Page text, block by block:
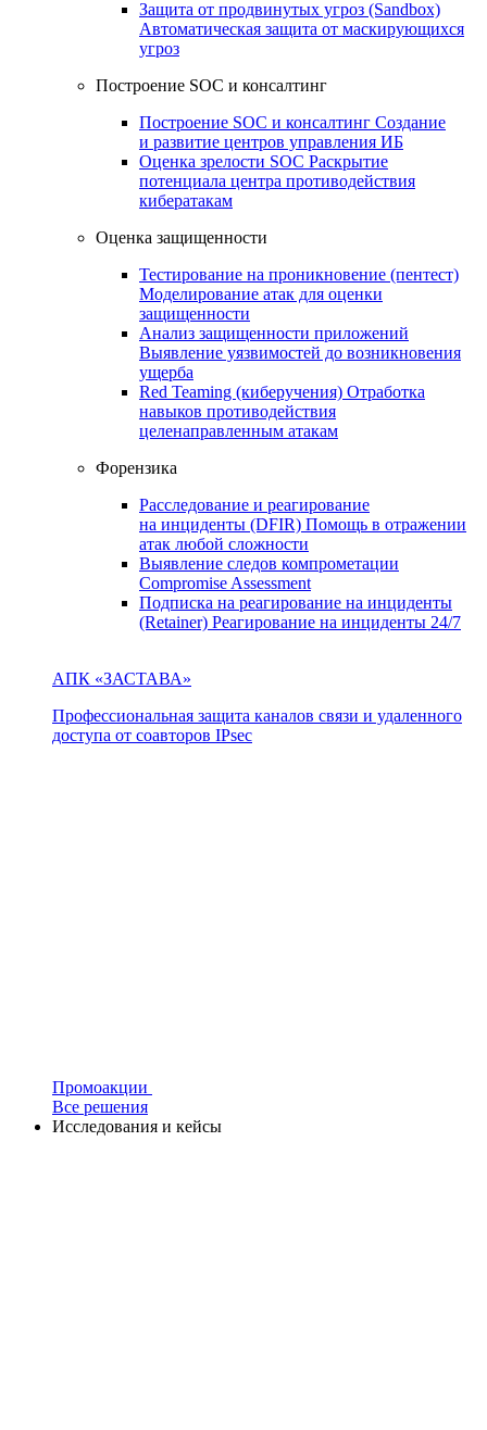
Защита от продвинутых угроз (Sandbox)
Автоматическая защита от маскирующихся
угроз
Построение SOC и консалтинг
Построение SOC и консалтинг Создание
и развитие центров управления ИБ
Оценка зрелости SOC Раскрытие
потенциала центра противодействия
кибератакам
Оценка защищенности
Тестирование на проникновение (пентест)
Моделирование атак для оценки
защищенности
Анализ защищенности приложений
Выявление уязвимостей до возникновения
ущерба
Red Teaming (киберучения) Отработка
навыков противодействия
целенаправленным атакам
Форензика
Расследование и реагирование
на инциденты (DFIR) Помощь в отражении
атак любой сложности
Выявление следов компрометации
Compromise Assessment
Подписка на реагирование на инциденты
(Retainer) Реагирование на инциденты 24/7
АПК «ЗАСТАВА»
Профессиональная защита каналов связи и удаленного
доступа от соавторов IPsec
Промоакции
Все решения
Исследования и кейсы